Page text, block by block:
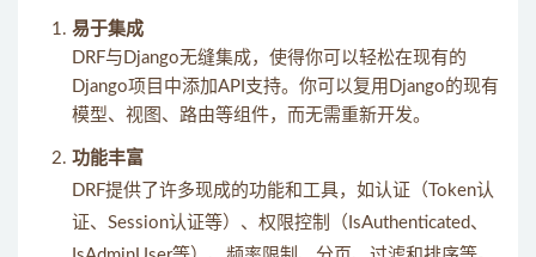
易于集成
DRF与Django无缝集成，使得你可以轻松在现有的
Django项目中添加API支持。你可以复用Django的现有
模型、视图、路由等组件，而无需重新开发。
功能丰富
DRF提供了许多现成的功能和工具，如认证（Token认
证、Session认证等）、权限控制（IsAuthenticated、